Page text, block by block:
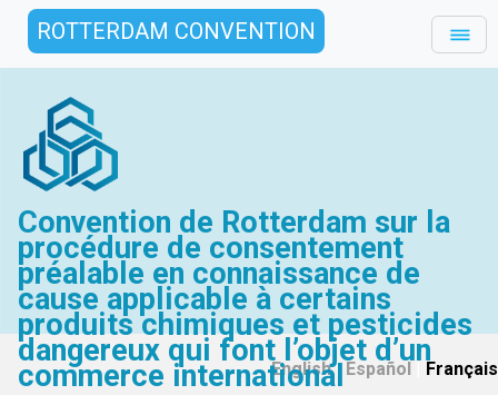
ROTTERDAM CONVENTION
Convention de Rotterdam sur la
procédure de consentement
préalable en connaissance de
cause applicable à certains
produits chimiques et pesticides
dangereux qui font l’objet d’un
commerce international
English| Español Français